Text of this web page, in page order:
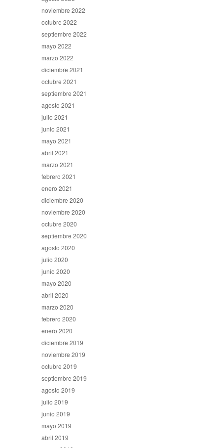
noviembre 2022
octubre 2022
septiembre 2022
mayo 2022
marzo 2022
diciembre 2021
octubre 2021
septiembre 2021
agosto 2021
julio 2021
junio 2021
mayo 2021
abril 2021
marzo 2021
febrero 2021
enero 2021
diciembre 2020
noviembre 2020
octubre 2020
septiembre 2020
agosto 2020
julio 2020
junio 2020
mayo 2020
abril 2020
marzo 2020
febrero 2020
enero 2020
diciembre 2019
noviembre 2019
octubre 2019
septiembre 2019
agosto 2019
julio 2019
junio 2019
mayo 2019
abril 2019